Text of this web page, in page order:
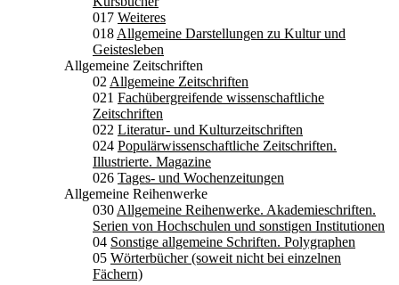
017 Weiteres
018 Allgemeine Darstellungen zu Kultur und
Geistesleben
Allgemeine Zeitschriften
02 Allgemeine Zeitschriften
021 Fachübergreifende wissenschaftliche
Zeitschriften
022 Literatur- und Kulturzeitschriften
024 Populärwissenschaftliche Zeitschriften.
Illustrierte. Magazine
026 Tages- und Wochenzeitungen
Allgemeine Reihenwerke
030 Allgemeine Reihenwerke. Akademieschriften.
Serien von Hochschulen und sonstigen Institutionen
04 Sonstige allgemeine Schriften. Polygraphen
05 Wörterbücher (soweit nicht bei einzelnen
Fächern)